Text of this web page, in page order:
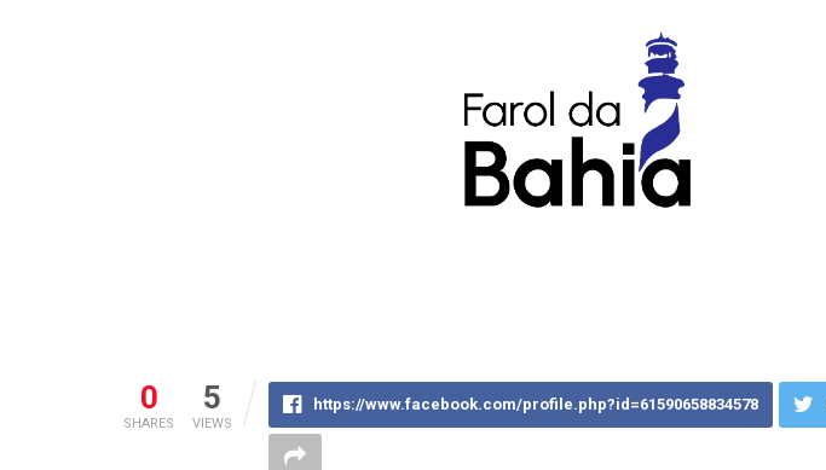
0
SHARES
5
VIEWS
https://www.facebook.com/profile.php?id=61590658834578